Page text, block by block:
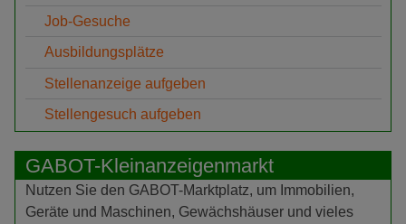
Job-Gesuche
Ausbildungsplätze
Stellenanzeige aufgeben
Stellengesuch aufgeben
GABOT-Kleinanzeigenmarkt
Nutzen Sie den GABOT-Marktplatz, um Immobilien,
Geräte und Maschinen, Gewächshäuser und vieles